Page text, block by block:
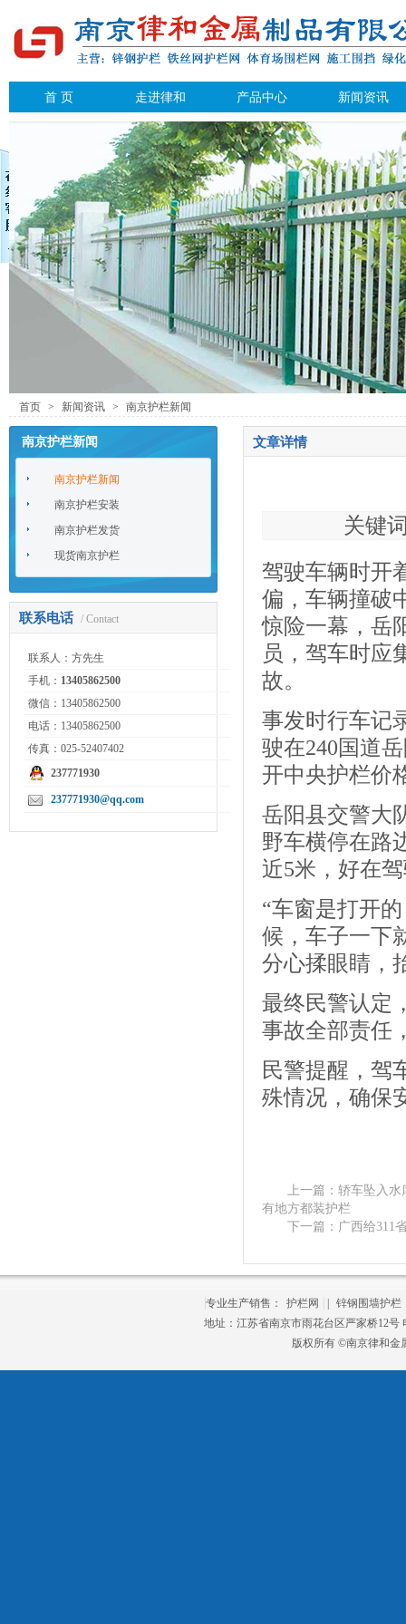
首 页 走进律和 产品中心 新闻资讯
首页 > 新闻资讯 > 南京护栏新闻
南京护栏新闻
南京护栏新闻
南京护栏安装
南京护栏发货
现货南京护栏
联系电话 / Contact
联系人：方先生
手机： 13405862500
微信：13405862500
电话：13405862500
传真：025-52407402
237771930
237771930@qq.com
文章详情
关键
驾驶车辆时开
偏，车辆撞破
惊险一幕，岳
员，驾车时应
故。
事发时行车记
驶在240国道
开中央护栏价
岳阳县交警大
野车横停在路
近5米，好在
“车窗是打开
候，车子一下
分心揉眼睛，
最终民警认定
事故全部责任
民警提醒，驾
殊情况，确保
上一篇： 轿车坠入水
有地方都装护栏
下一篇： 广西给311
专业生产销售： 护栏网
锌钢围墙护栏
地址：江苏省南京市雨花台区严家桥12号
版权所有 ©南京律和金